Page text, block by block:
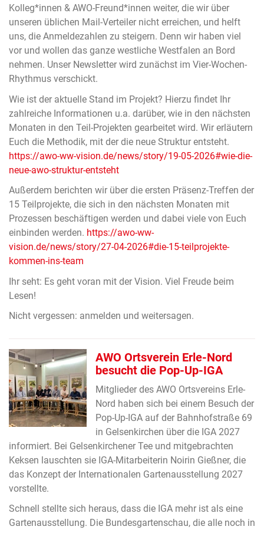
Kolleg*innen & AWO-Freund*innen weiter, die wir über
unseren üblichen Mail-Verteiler nicht erreichen, und helft
uns, die Anmeldezahlen zu steigern. Denn wir haben viel
vor und wollen das ganze westliche Westfalen an Bord
nehmen. Unser Newsletter wird zunächst im Vier-Wochen-
Rhythmus verschickt.
Wie ist der aktuelle Stand im Projekt? Hierzu findet Ihr
zahlreiche Informationen u.a. darüber, wie in den nächsten
Monaten in den Teil-Projekten gearbeitet wird. Wir erläutern
Euch die Methodik, mit der die neue Struktur entsteht.
https://awo-ww-vision.de/news/story/19-05-2026#wie-die-
neue-awo-struktur-entsteht
Außerdem berichten wir über die ersten Präsenz-Treffen der
15 Teilprojekte, die sich in den nächsten Monaten mit
Prozessen beschäftigen werden und dabei viele von Euch
einbinden werden. https://awo-ww-
vision.de/news/story/27-04-2026#die-15-teilprojekte-
kommen-ins-team
Ihr seht: Es geht voran mit der Vision. Viel Freude beim
Lesen!
Nicht vergessen: anmelden und weitersagen.
AWO Ortsverein Erle-Nord
besucht die Pop-Up-IGA
Mitglieder des AWO Ortsvereins Erle-
Nord haben sich bei einem Besuch der
Pop-Up-IGA auf der Bahnhofstraße 69
in Gelsenkirchen über die IGA 2027
informiert. Bei Gelsenkirchener Tee und mitgebrachten
Keksen lauschten sie IGA-Mitarbeiterin Noirin Gießner, die
das Konzept der Internationalen Gartenausstellung 2027
vorstellte.
Schnell stellte sich heraus, dass die IGA mehr ist als eine
Gartenausstellung. Die Bundesgartenschau, die alle noch in